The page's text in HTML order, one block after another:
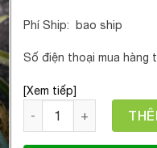
Phí Ship: bao ship
Số điện thoại mua hàng
[Xem tiếp]
Số lượng